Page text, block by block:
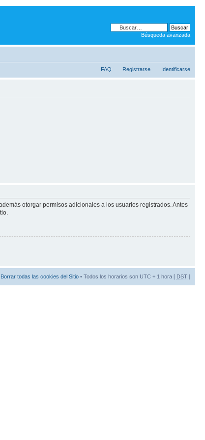
Búsqueda avanzada
FAQ Registrarse Identificarse
otorgar permisos adicionales a los usuarios registrados. Antes
Borrar todas las cookies del Sitio • Todos los horarios son UTC + 1 hora [ DST ]